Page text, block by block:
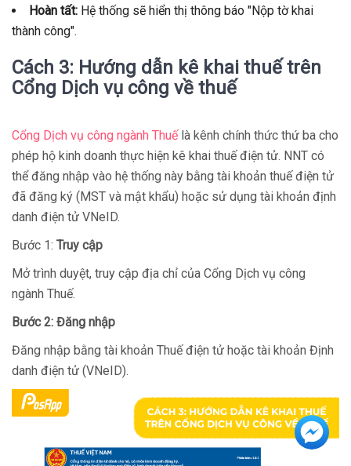
Hoàn tất: Hệ thống sẽ hiển thị thông báo "Nộp tờ khai
thành công".
Cách 3: Hướng dẫn kê khai thuế trên
Cổng Dịch vụ công về thuế
Cổng Dịch vụ công ngành Thuếlà kênh chính thức thứ ba cho
phép hộ kinh doanh thực hiện kê khai thuế điện tử. NNT có
thể đăng nhập vào hệ thống này bằng tài khoản thuế điện tử
đã đăng ký (MST và mật khẩu) hoặc sử dụng tài khoản định
danh điện tử VNeID.
Bước 1: Truy cập
Mở trình duyệt, truy cập địa chỉ của Cổng Dịch vụ công
ngành Thuế.
Bước 2: Đăng nhập
Đăng nhập bằng tài khoản Thuế điện tử hoặc tài khoản Định
danh điện tử (VNeID).